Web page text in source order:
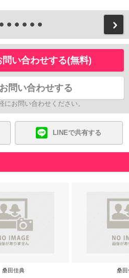
問い合わせする(無料)
問い合わせする
にお問い合わせください。
LINEで共有する
桑田佳典 桑田